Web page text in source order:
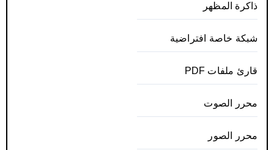
ذاكرة المظهر
شبكة خاصة افتراضية
قارئ ملفات PDF
محرر الصوت
محرر الصور